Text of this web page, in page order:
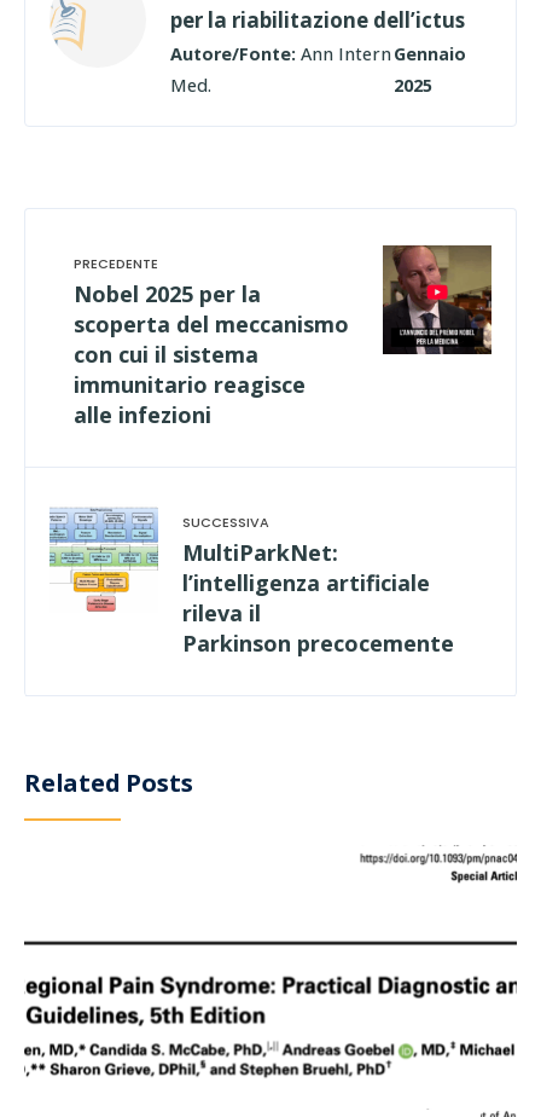
per la riabilitazione dell’ictus
Autore/Fonte: Ann Intern
Med.
Gennaio
2025
Nobel 2025 per la
scoperta del meccanismo
con cui il sistema
immunitario reagisce
alle infezioni
MultiParkNet:
l’intelligenza artificiale
rileva il
Parkinson precocemente
Related Posts